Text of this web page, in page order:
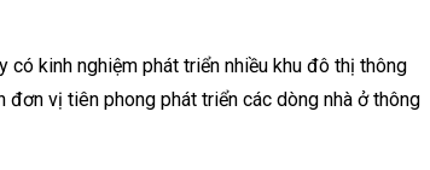
có kinh nghiệm phát triển nhiều khu đô thị thông
vị tiên phong phát triển các dòng nhà ở thông